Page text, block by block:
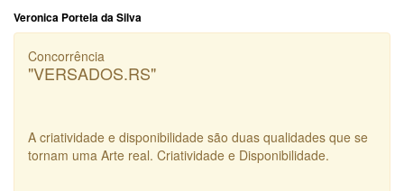
Veronica Portela da Silva
Concorrência
"VERSADOS.RS"
A criatividade e disponibilidade são duas qualidades que se
tornam uma Arte real. Criatividade e Disponibilidade.